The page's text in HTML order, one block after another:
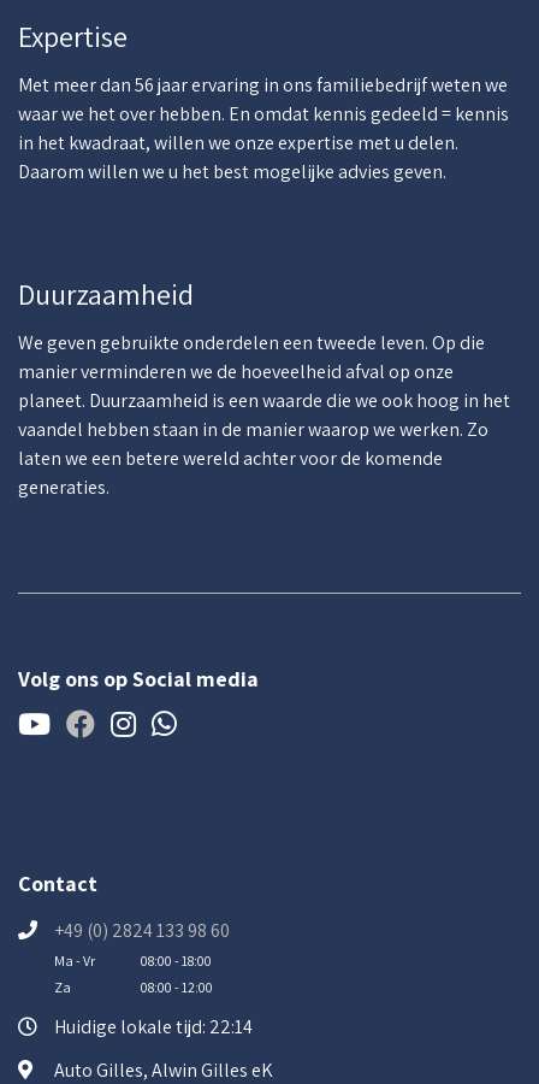
Expertise
Met meer dan 56 jaar ervaring in ons familiebedrijf weten we
waar we het over hebben. En omdat kennis gedeeld = kennis
in het kwadraat, willen we onze expertise met u delen.
Daarom willen we u het best mogelijke advies geven.
Duurzaamheid
We geven gebruikte onderdelen een tweede leven. Op die
manier verminderen we de hoeveelheid afval op onze
planeet. Duurzaamheid is een waarde die we ook hoog in het
vaandel hebben staan in de manier waarop we werken. Zo
laten we een betere wereld achter voor de komende
generaties.
Volg ons op Social media
Contact
+49 (0) 2824 133 98 60
Ma - Vr
08:00 - 18:00
Za
08:00 - 12:00
Huidige lokale tijd: 22:14
Auto Gilles, Alwin Gilles eK